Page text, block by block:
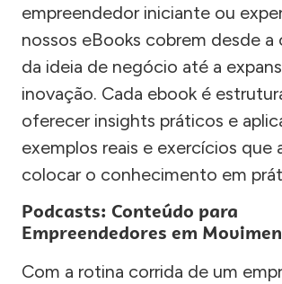
empreendedor iniciante ou
nossos eBooks cobrem desde a
da ideia de negócio até a
inovação. Cada ebook é
oferecer insights práticos e
exemplos reais e exercícios que
colocar o conhecimento em
Podcasts: Conteúdo para
Empreendedores em
Com a rotina corrida de um